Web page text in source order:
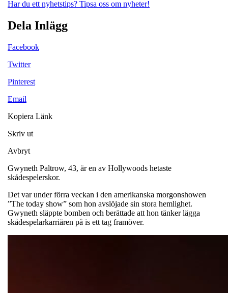
Har du ett nyhetstips? Tipsa oss om nyheter!
Dela Inlägg
Facebook
Twitter
Pinterest
Email
Kopiera Länk
Skriv ut
Avbryt
Gwyneth Paltrow, 43, är en av Hollywoods hetaste
skådespelerskor.
Det var under förra veckan i den amerikanska morgonshowen
”The today show” som hon avslöjade sin stora hemlighet.
Gwyneth släppte bomben och berättade att hon tänker lägga
skådespelarkarriären på is ett tag framöver.